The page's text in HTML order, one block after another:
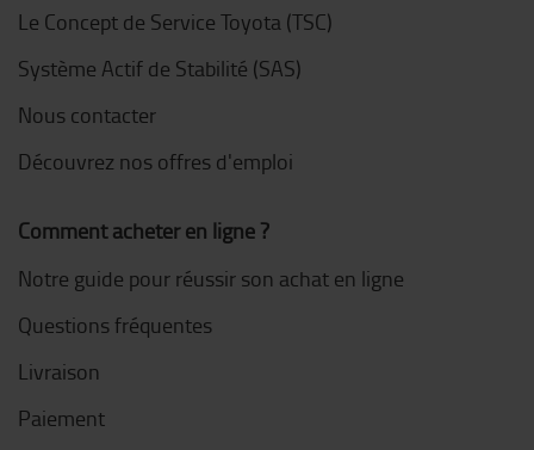
Le Concept de Service Toyota (TSC)
Système Actif de Stabilité (SAS)
Nous contacter
Découvrez nos offres d'emploi
Comment acheter en ligne ?
Notre guide pour réussir son achat en ligne
Questions fréquentes
Livraison
Paiement